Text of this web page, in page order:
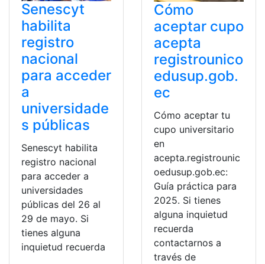
Senescyt
habilita
registro
nacional
para acceder
a
universidade
s públicas
Senescyt habilita
registro nacional
para acceder a
universidades
públicas del 26 al
29 de mayo. Si
tienes alguna
inquietud recuerda
Cómo
aceptar cupo
acepta
registrounico
edusup.gob.
ec
Cómo aceptar tu
cupo universitario
en
acepta.registrounic
oedusup.gob.ec:
Guía práctica para
2025. Si tienes
alguna inquietud
recuerda
contactarnos a
través de